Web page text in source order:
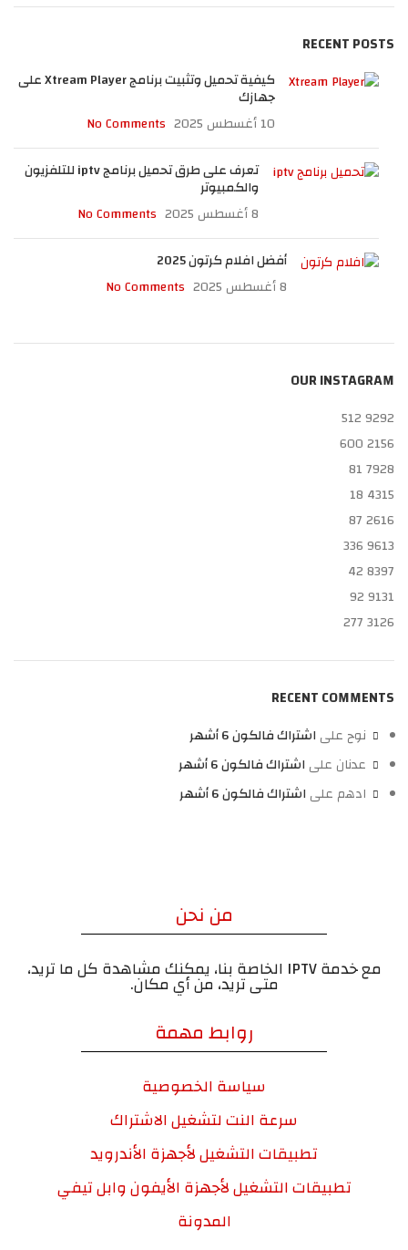
RECENT POSTS
كيفية تحميل وتثبيت برنامج Xtream Player على
جهازك
10 أغسطس 2025
No Comments
تعرف على طرق تحميل برنامج iptv للتلفزيون
والكمبيوتر
8 أغسطس 2025
No Comments
أفضل افلام كرتون 2025
8 أغسطس 2025
No Comments
OUR INSTAGRAM
9292
512
2156
600
7928
81
4315
18
2616
87
9613
336
8397
42
9131
92
3126
277
RECENT COMMENTS
نوح على اشتراك فالكون 6 أشهر
عدنان على اشتراك فالكون 6 أشهر
ادهم على اشتراك فالكون 6 أشهر
من نحن
مع خدمة IPTV الخاصة بنا، يمكنك مشاهدة كل ما تريد،
متى تريد، من أي مكان.
روابط مهمة
سياسة الخصوصية
سرعة النت لتشغيل الاشتراك
تطبيقات التشغيل لأجهزة الأندرويد
تطبيقات التشغيل لأجهزة الأيفون وابل تيفي
المدونة